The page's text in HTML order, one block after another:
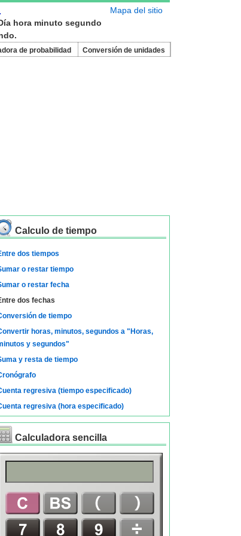
Mapa del sitio
hora minuto segundo
de probabilidad Conversión de unidades
Calculo de tiempo
dos tiempos
o restar tiempo
o restar fecha
dos fechas
de tiempo
horas, minutos, segundos a "Horas,
y segundos"
y resta de tiempo
regresiva (tiempo especificado)
regresiva (hora especificado)
Calculadora sencilla